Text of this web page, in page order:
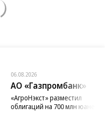
06.08.2026
АО «Газпромбанк»
«АгроНэкст» разместил
облигаций на 700 млн юаней